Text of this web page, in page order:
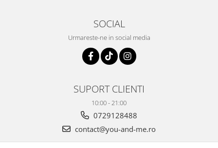
SOCIAL
Urmareste-ne in social media
SUPORT CLIENTI
10:00 - 21:00
0729128488
contact@you-and-me.ro